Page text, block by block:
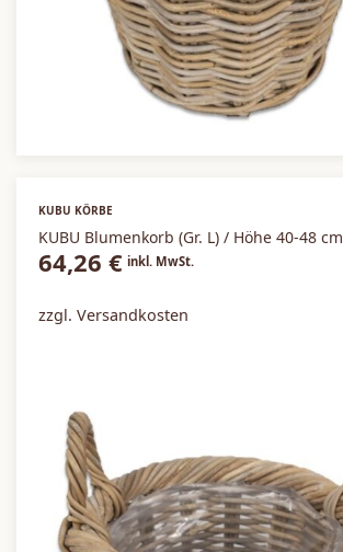
KUBU KÖRBE
KUBU Blumenkorb (Gr. L) / Höhe 40-48 cm
64,26 € inkl. MwSt.
zzgl. Versandkosten